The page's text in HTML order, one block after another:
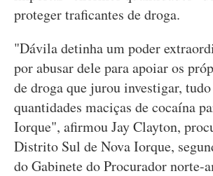
proteger traficantes de droga.
"Dávila detinha um poder
por abusar dele para apoiar os
de droga que jurou investigar,
quantidades maciças de cocaína
Iorque", afirmou Jay Clayton,
Distrito Sul de Nova Iorque,
do Gabinete do Procurador norte-